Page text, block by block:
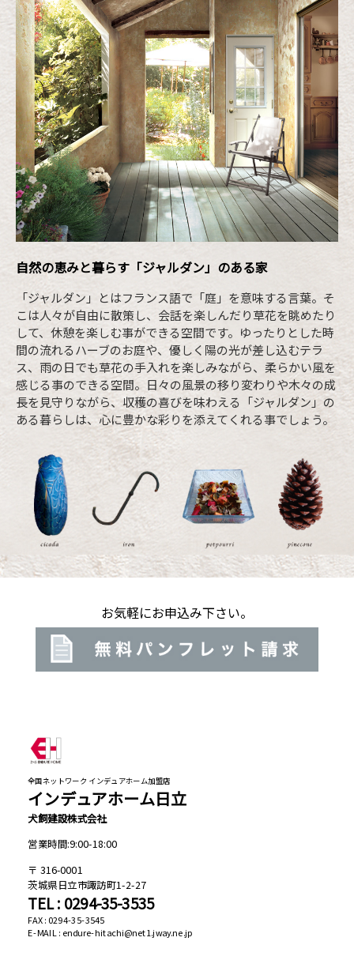
自然の恵みと暮らす 「ジャルダン」のある家
「ジャルダン」とはフランス語で「庭」を意味する言葉。そ
こは人々が自由に散策し、会話を楽しんだり草花を眺めたり
して、休憩を楽しむ事ができる空間です。ゆったりとした時
間の流れるハーブのお庭や、優しく陽の光が差し込むテラ
ス、雨の日でも草花の手入れを楽しみながら、柔らかい風を
感じる事のできる空間。日々の風景の移り変わりや木々の成
長を見守りながら、収穫の喜びを味わえる「ジャルダン」の
ある暮らしは、心に豊かな彩りを添えてくれる事でしょう。
お気軽にお申込み下さい。
全国ネットワーク インデュアホーム加盟店
インデュアホーム日立
犬飼建設株式会社
営業時間:9:00-18:00
316-0001
茨城県日立市諏訪町1-2-27
TEL : 0294-35-3535
FAX : 0294-35-3545
E-MAIL : endure-hitachi@net1.jway.ne.jp